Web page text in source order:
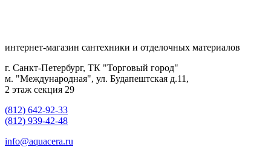
интернет-магазин сантехники и отделочных материалов
г. Санкт-Петербург, ТК "Торговый город"
м. "Международная", ул. Будапештская д.11,
2 этаж секция 29
(812) 642-92-33
(812) 939-42-48
info@aquacera.ru